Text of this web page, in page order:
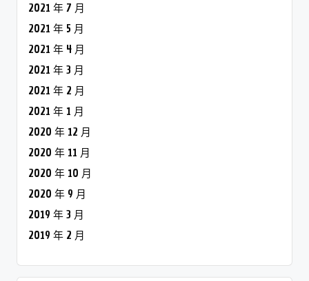
2021 年 7 月
2021 年 5 月
2021 年 4 月
2021 年 3 月
2021 年 2 月
2021 年 1 月
2020 年 12 月
2020 年 11 月
2020 年 10 月
2020 年 9 月
2019 年 3 月
2019 年 2 月